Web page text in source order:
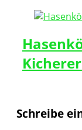
Schreibe